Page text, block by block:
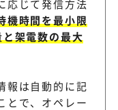
応じて発信方法
機時間を最小限
架電数の最大
報は自動的に記
とで、オペレー